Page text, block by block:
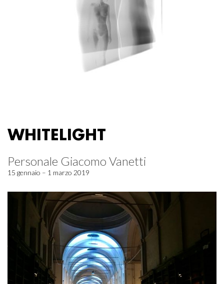
WHITELIGHT
Personale Giacomo Vanetti
15 gennaio – 1 marzo 2019